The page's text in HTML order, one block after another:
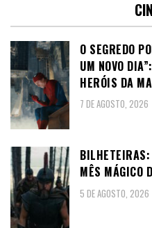
O SEGREDO
UM NOVO
HERÓIS DA
7 DE AGOSTO, 2026
BILHETEIRAS:
MÊS MÁGICO
5 DE AGOSTO, 2026